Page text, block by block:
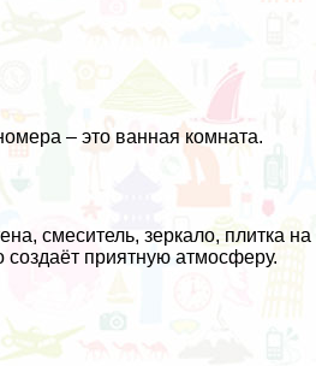
– это ванная комната.
смеситель, зеркало, плитка на
создаёт приятную атмосферу.